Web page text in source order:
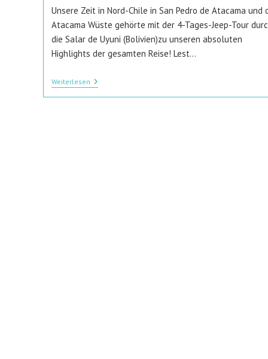
Unsere Zeit in Nord-Chile in San Pedro de Atacama und
Atacama Wüste gehörte mit der 4-Tages-Jeep-Tour
die Salar de Uyuni (Bolivien)zu unseren absoluten
Highlights der gesamten Reise! Lest…
WeiterlesenTop